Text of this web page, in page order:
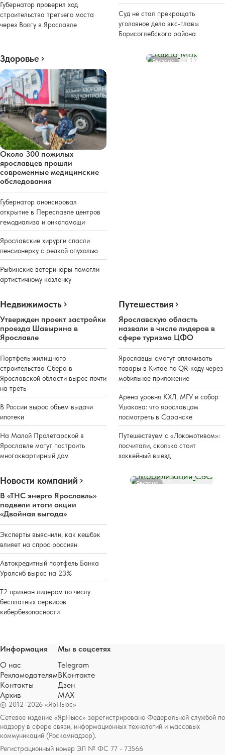
Губернатор проверил ход
строительства третьего моста
через Волгу в Ярославле
Суд не стал прекращать
уголовное дело экс-главы
Борисоглебского района
Здоровье
Около 300 пожилых
ярославцев прошли
современные медицинские
обследования
Губернатор анонсировал
открытие в Переславле центров
гемодиализа и онкопомощи
Ярославские хирурги спасли
пенсионерку с редкой опухолью
Рыбинские ветеринары помогли
артистичному козленку
Реклама
Недвижимость
Утвержден проект застройки
проезда Шавырина в
Ярославле
Портфель жилищного
строительства Сбера в
Ярославской области вырос почти
на треть
В России вырос объем выдачи
ипотеки
На Малой Пролетарской в
Ярославле могут построить
многоквартирный дом
Путешествия
Ярославскую область
назвали в числе лидеров в
сфере туризма ЦФО
Ярославцы смогут оплачивать
товары в Китае по QR-коду через
мобильное приложение
Арена уровня КХЛ, МГУ и собор
Ушакова: что ярославцам
посмотреть в Саранске
Путешествуем с «Локомотивом»:
посчитали, сколько стоит
хоккейный выезд
Новости компаний
В «ТНС энерго Ярославль»
подвели итоги акции
«Двойная выгода»
Эксперты выяснили, как кешбэк
влияет на спрос россиян
Автокредитный портфель Банка
Уралсиб вырос на 23%
Т2 признан лидером по числу
бесплатных сервисов
кибербезопасности
Реклама
© 2012–2026 «ЯрНьюс»
Сетевое издание «ЯрНьюс» зарегистрировано Федеральной службой по
надзору в сфере связи, информационных технологий и массовых
коммуникаций (Роскомнадзор).
Регистрационный номер ЭЛ № ФС 77 - 73566
Информация
О нас
Рекламодателям
Контакты
Архив
Мы в соцсетях
Telegram
ВКонтакте
Дзен
MAX